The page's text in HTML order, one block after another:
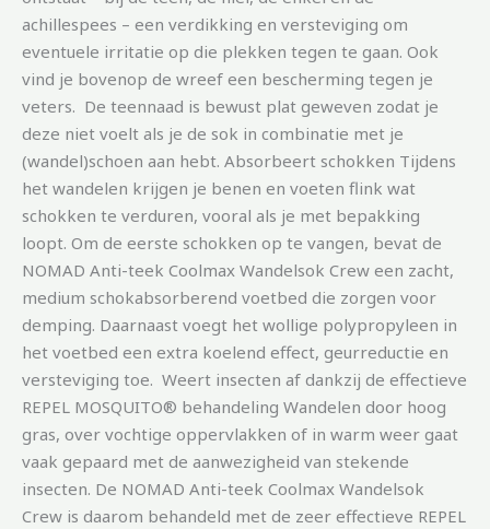
achillespees – een verdikking en versteviging om
eventuele irritatie op die plekken tegen te gaan. Ook
vind je bovenop de wreef een bescherming tegen je
veters. De teennaad is bewust plat geweven zodat je
deze niet voelt als je de sok in combinatie met je
(wandel)schoen aan hebt. Absorbeert schokken Tijdens
het wandelen krijgen je benen en voeten flink wat
schokken te verduren, vooral als je met bepakking
loopt. Om de eerste schokken op te vangen, bevat de
NOMAD Anti-teek Coolmax Wandelsok Crew een zacht,
medium schokabsorberend voetbed die zorgen voor
demping. Daarnaast voegt het wollige polypropyleen in
het voetbed een extra koelend effect, geurreductie en
versteviging toe. Weert insecten af dankzij de effectieve
REPEL MOSQUITO® behandeling Wandelen door hoog
gras, over vochtige oppervlakken of in warm weer gaat
vaak gepaard met de aanwezigheid van stekende
insecten. De NOMAD Anti-teek Coolmax Wandelsok
Crew is daarom behandeld met de zeer effectieve REPEL